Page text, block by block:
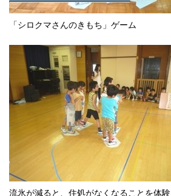
日本語
English
한국어
繁體中文
「シロクマさんのきもち」ゲーム
流氷が減ると、住処がなくなることを体験